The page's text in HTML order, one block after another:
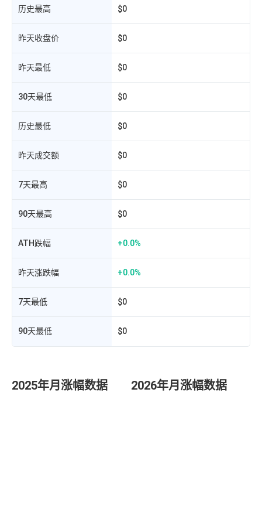
历史最高 $0
昨天收盘价 $0
昨天最低 $0
30天最低 $0
历史最低 $0
昨天成交额 $0
7天最高 $0
90天最高 $0
ATH跌幅 +0.0%
昨天涨跌幅 +0.0%
7天最低 $0
90天最低 $0
2025年月涨幅数据 2026年月涨幅数据